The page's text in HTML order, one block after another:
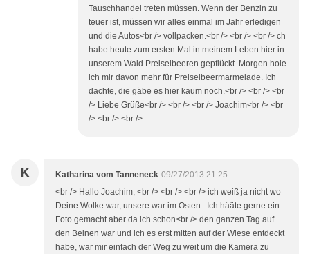
Tauschhandel treten müssen. Wenn der Benzin zu
teuer ist, müssen wir alles einmal im Jahr erledigen
und die Autos<br /> vollpacken.<br /> <br /> <br /> ch
habe heute zum ersten Mal in meinem Leben hier in
unserem Wald Preiselbeeren gepflückt. Morgen hole
ich mir davon mehr für Preiselbeermarmelade. Ich
dachte, die gäbe es hier kaum noch.<br /> <br /> <br
/> Liebe Grüße<br /> <br /> <br /> Joachim<br /> <br
/> <br /> <br />
K Katharina vom Tanneneck 09/27/2013 21:25
<br /> Hallo Joachim, <br /> <br /> <br /> ich weiß ja nicht wo
Deine Wolke war, unsere war im Osten. Ich hääte gerne ein
Foto gemacht aber da ich schon<br /> den ganzen Tag auf
den Beinen war und ich es erst mitten auf der Wiese entdeckt
habe, war mir einfach der Weg zu weit um die Kamera zu